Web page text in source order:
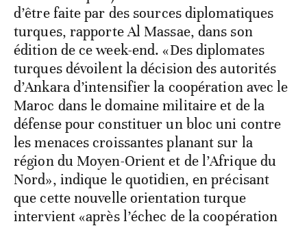
d’être faite par des sources diplomatiques
turques, rapporte Al Massae, dans son
édition de ce week-end. «Des diplomates
turques dévoilent la décision des autorités
d’Ankara d’intensifier la coopération avec le
Maroc dans le domaine militaire et de la
défense pour constituer un bloc uni contre
les menaces croissantes planant sur la
région du Moyen-Orient et de l’Afrique du
Nord», indique le quotidien, en précisant
que cette nouvelle orientation turque
intervient «après l’échec de la coopération